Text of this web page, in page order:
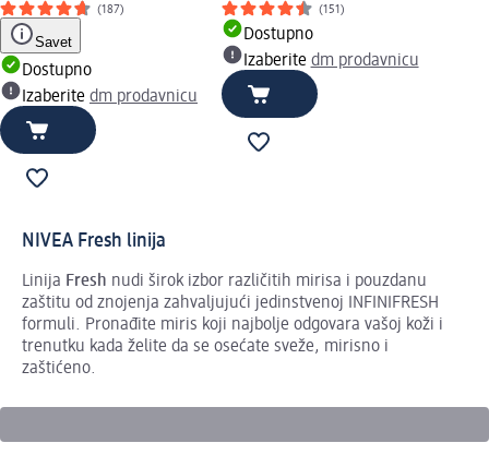
(187)
Savet
Dostupno
Izaberite dm prodavnicu
(151)
Dostupno
Izaberite dm prodavnicu
NIVEA Fresh linija
Linija Fresh nudi širok izbor različitih mirisa i pouzdanu
zaštitu od znojenja zahvaljujući jedinstvenoj INFINIFRESH
formuli. Pronađite miris koji najbolje odgovara vašoj koži i
trenutku kada želite da se osećate sveže, mirisno i
zaštićeno.